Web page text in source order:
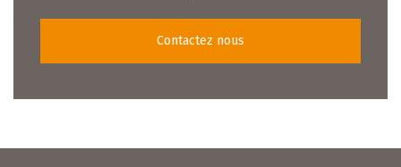
Contactez nous